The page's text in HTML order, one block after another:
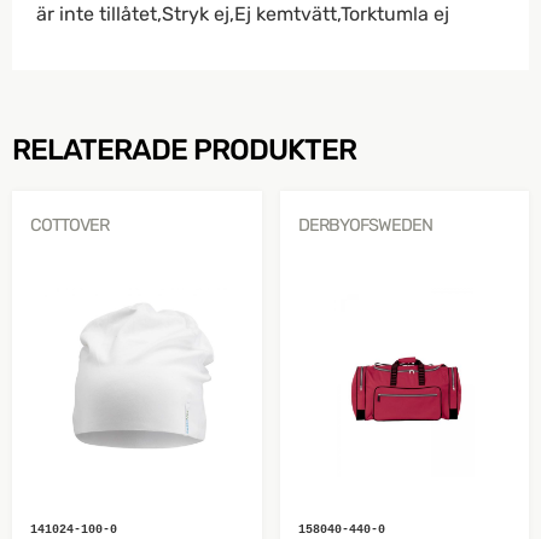
är inte tillåtet,Stryk ej,Ej kemtvätt,Torktumla ej
RELATERADE PRODUKTER
COTTOVER
141024-100-0
DERBYOFSWEDEN
158040-440-0